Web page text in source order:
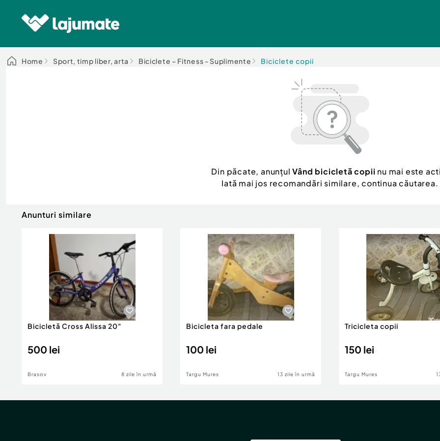
Home Sport, timp liber, arta Biciclete – Fitness - Suplimente Biciclete copii
Din păcate, anunțulVând bicicletă copii nu mai este
Iată mai jos recomandări similare, continua căutarea.
Anunturi similare
Bicicletă Cross Alissa 20"
500 lei
Brasov 8 zile în urmă
Bicicleta fara pedale
100 lei
Targu Mures 13 zile în urmă
Tricicleta copii
150 lei
Targu Mures